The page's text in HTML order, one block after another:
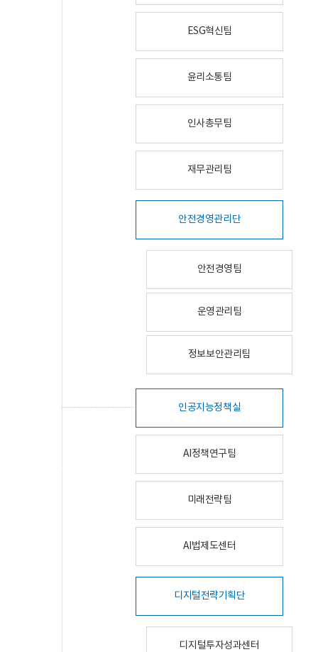
ESG혁신팀
윤리소통팀
인사총무팀
재무관리팀
안전경영관리단
안전경영팀
운영관리팀
정보보안관리팀
인공지능정책실
AI정책연구팀
미래전략팀
AI법제도센터
디지털전략기획단
디지털투자성과센터